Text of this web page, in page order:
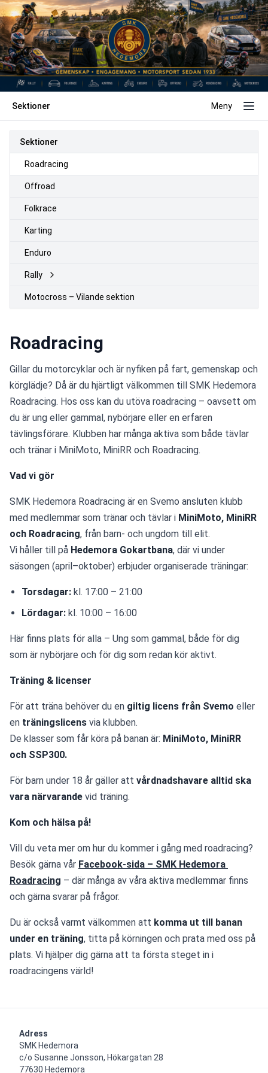
Sektioner Meny
Sektioner
Roadracing
Offroad
Folkrace
Karting
Enduro
Rally
Motocross – Vilande sektion
Roadracing
Gillar du motorcyklar och är nyfiken på fart, gemenskap och
körglädje? Då är du hjärtligt välkommen till SMK Hedemora
Roadracing. Hos oss kan du utöva roadracing – oavsett om
du är ung eller gammal, nybörjare eller en erfaren
tävlingsförare. Klubben har många aktiva som både tävlar
och tränar i MiniMoto, MiniRR och Roadracing.
Vad vi gör
SMK Hedemora Roadracing är en Svemo ansluten klubb
med medlemmar som tränar och tävlar i MiniMoto, MiniRR
och Roadracing, från barn- och ungdom till elit.
Vi håller till på Hedemora Gokartbana, där vi under
säsongen (april–oktober) erbjuder organiserade träningar:
Torsdagar: kl. 17:00 – 21:00
Lördagar: kl. 10:00 – 16:00
Här finns plats för alla – Ung som gammal, både för dig
som är nybörjare och för dig som redan kör aktivt.
Träning & licenser
För att träna behöver du en giltig licens från Svemo eller
en träningslicens via klubben.
De klasser som får köra på banan är: MiniMoto, MiniRR
och SSP300.
För barn under 18 år gäller att vårdnadshavare alltid ska
vara närvarande vid träning.
Kom och hälsa på!
Vill du veta mer om hur du kommer i gång med roadracing?
Besök gärna vår Facebook-sida – SMK Hedemora
Roadracing – där många av våra aktiva medlemmar finns
och gärna svarar på frågor.
Du är också varmt välkommen att komma ut till banan
under en träning, titta på körningen och prata med oss på
plats. Vi hjälper dig gärna att ta första steget in i
roadracingens värld!
Adress
SMK Hedemora
c/o Susanne Jonsson, Hökargatan 28
77630 Hedemora